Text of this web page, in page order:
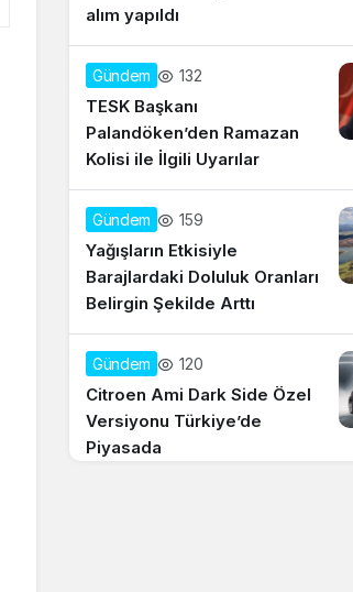
alım yapıldı
Gündem 132
TESK Başkanı
Palandöken’den Ramazan
Kolisi ile İlgili Uyarılar
Gündem 159
Yağışların Etkisiyle
Barajlardaki Doluluk Oranları
Belirgin Şekilde Arttı
Gündem 120
Citroen Ami Dark Side Özel
Versiyonu Türkiye’de
Piyasada